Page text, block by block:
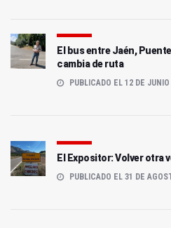
El bus entre Jaén,
cambia de ruta
PUBLICADO EL 12 DE
El Expositor: Volver otra
PUBLICADO EL 31 DE